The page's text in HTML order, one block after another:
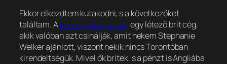
Ekkor elkezdtem kutakodni, s a következőket
találtam. Aparcelsplease.comegy létező brit cég,
akik valóban azt csinálják, amit nekem Stephanie
Welker ajánlott, viszont nekik nincs Torontóban
kirendeltségük. Mivel ők britek, s a pénzt is Angliába